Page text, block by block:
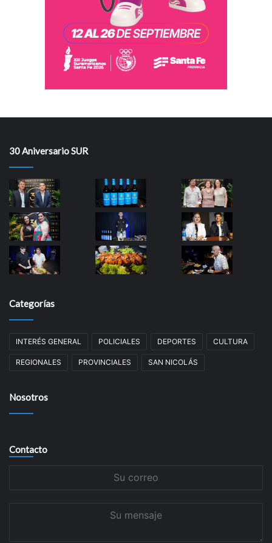
30 Aniversario SUR
Categorías
INTERÉS GENERAL POLICIALES DEPORTES CULTURA
REGIONALES PROVINCIALES SAN NICOLÁS
Nosotros
Contacto